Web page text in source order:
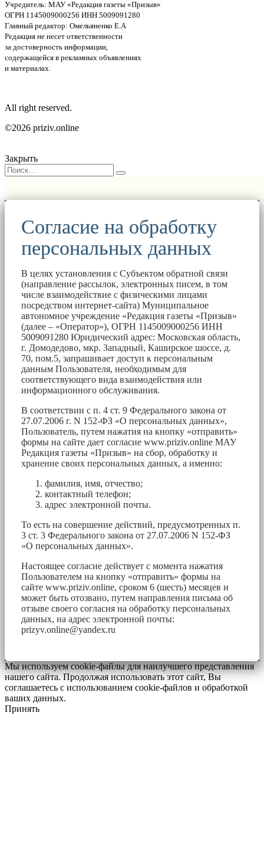
Учредитель: МАУ «Редакция газеты «Призыв»
ОГРН 1145009000256 ИНН 5009091280
Главный редактор: Омельяненко Е.А
Редакция не несет ответственности
за достоверность информации,
содержащейся в рекламных объявлениях
и материалах.
All right reserved.
©2026 priziv.online
Закрыть
Согласие на обработку
персональных данных
В целях установления с Субъектом обратной связи
(направление рассылок, электронных писем, в том
числе взаимодействие с физическими лицами
посредством интернет-сайта) Муниципальное
автономное учреждение «Редакция газеты «Призыв»
(далее – «Оператор»), ОГРН 1145009000256 ИНН
5009091280 Юридический адрес: Московская область,
г. Домодедово, мкр. Западный, Каширское шоссе, д.
70, пом.5, запрашивает доступ к персональным
данным Пользователя, необходимым для
соответствующего вида взаимодействия или
информационного обслуживания.
В соответствии с п. 4 ст. 9 Федерального закона от
27.07.2006 г. N 152-ФЗ «О персональных данных»,
Пользователь, путем нажатия на кнопку «отправить»
формы на сайте дает согласие www.priziv.online МАУ
Редакция газеты «Призыв» на сбор, обработку и
хранение своих персональных данных, а именно:
фамилия, имя, отчество;
контактный телефон;
адрес электронной почты.
То есть на совершение действий, предусмотренных п.
3 ст. 3 Федерального закона от 27.07.2006 N 152-ФЗ
«О персональных данных».
Настоящее согласие действует с момента нажатия
Пользователем на кнопку «отправить» формы на
сайте www.priziv.online, сроком 6 (шесть) месяцев и
может быть отозвано, путем направления письма об
отзыве своего согласия на обработку персональных
данных, на адрес электронной почты:
prizyv.online@yandex.ru
Мы используем cookie-файлы для наилучшего представления
нашего сайта. Продолжая использовать этот сайт, Вы
соглашаетесь с использованием cookie-файлов и обработкой
ваших данных.
Принять